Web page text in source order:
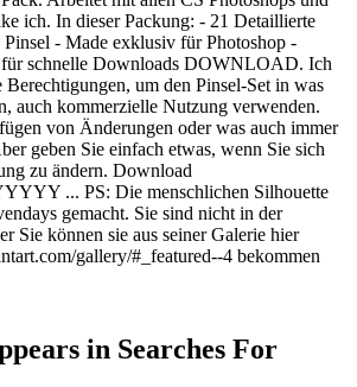
ich. In dieser Packung: - 21 Detaillierte
- Made exklusiv für Photoshop -
für schnelle Downloads DOWNLOAD. Ich
um den Pinsel-Set in was
auch kommerzielle Nutzung verwenden.
von Änderungen oder was auch immer
geben Sie einfach etwas, wenn Sie sich
zu ändern. Download
... PS: Die menschlichen Silhouette
gemacht. Sie sind nicht in der
Sie können sie aus seiner Galerie hier
gallery/#_featured--4 bekommen
in Searches For